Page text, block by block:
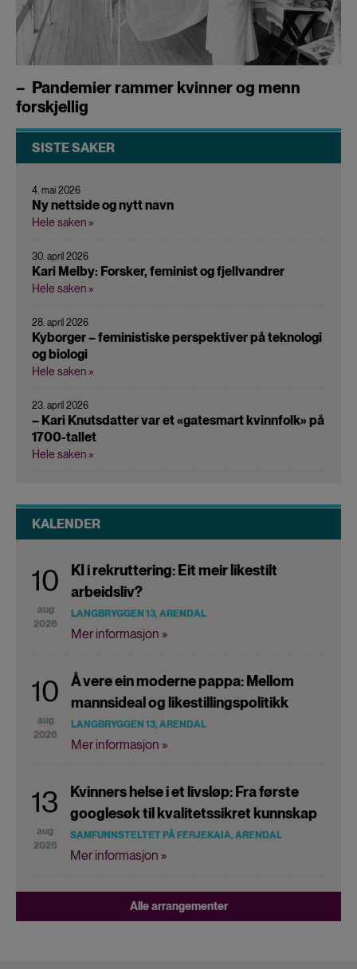
– Pandemier rammer kvinner og menn
forskjellig
SISTE SAKER
4. mai 2026
Ny nettside og nytt navn
Hele saken »
30. april 2026
Kari Melby: Forsker, feminist og fjellvandrer
Hele saken »
28. april 2026
Kyborger – feministiske perspektiver på teknologi
og biologi
Hele saken »
23. april 2026
– Kari Knutsdatter var et «gatesmart kvinnfolk» på
1700-tallet
Hele saken »
KALENDER
10
aug
2026
KI i rekruttering: Eit meir likestilt
arbeidsliv?
LANGBRYGGEN 13, ARENDAL
Mer informasjon »
10
aug
2026
Å vere ein moderne pappa: Mellom
mannsideal og likestillingspolitikk
LANGBRYGGEN 13, ARENDAL
Mer informasjon »
13
aug
2026
Kvinners helse i et livsløp: Fra første
googlesøk til kvalitetssikret kunnskap
SAMFUNNSTELTET PÅ FERJEKAIA, ARENDAL
Mer informasjon »
Alle arrangementer